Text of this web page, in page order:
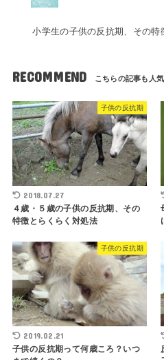
小学生の子供の反抗期、その特
RECOMMEND
子供の反抗期
2018.07.27
４歳・５歳の子供の反抗期、その
特徴とらくらく対処法
子供の反抗期
2019.02.21
子供の反抗期って何歳ころ？いつ